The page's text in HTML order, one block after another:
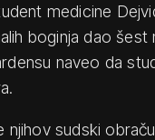
medicine
boginja dao šest
naveo da
sudski